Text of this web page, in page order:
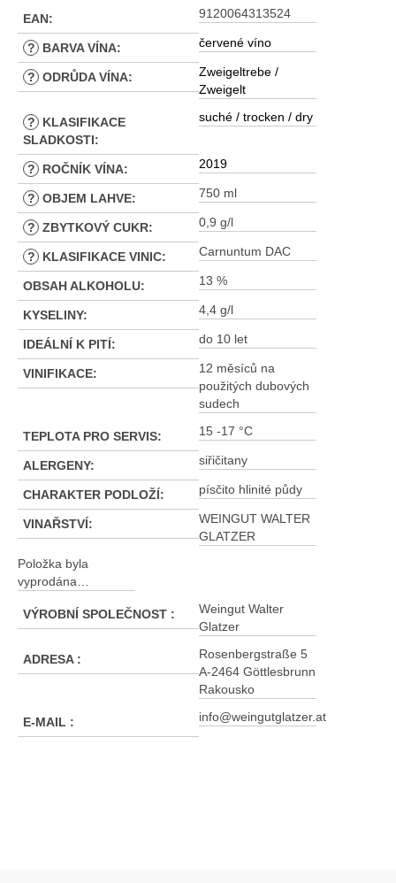
EAN: 9120064313524
? BARVA VÍNA: červené víno
? ODRŮDA VÍNA:
Zweigeltrebe /
Zweigelt
?
KLASIFIKACE
SLADKOSTI:
suché / trocken / dry
? ROČNÍK VÍNA: 2019
? OBJEM LAHVE: 750 ml
? ZBYTKOVÝ CUKR: 0,9 g/l
? KLASIFIKACE VINIC: Carnuntum DAC
OBSAH ALKOHOLU: 13 %
KYSELINY: 4,4 g/l
IDEÁLNÍ K PITÍ: do 10 let
VINIFIKACE:
12 měsíců na
použitých dubových
sudech
TEPLOTA PRO SERVIS: 15 -17 °C
ALERGENY: siřičitany
CHARAKTER PODLOŽÍ: písčito hlinité půdy
VINAŘSTVÍ:
WEINGUT WALTER
GLATZER
Položka byla
vyprodána…
VÝROBNÍ SPOLEČNOST :
Weingut Walter
Glatzer
ADRESA :
Rosenbergstraße 5
A-2464 Göttlesbrunn
Rakousko
E-MAIL : info@weingutglatzer.at